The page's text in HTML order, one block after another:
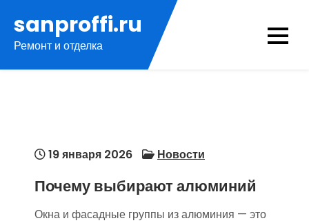
содержимому
sanproffi.ru
Ремонт и отделка
19 января 2026 Новости
Почему выбирают алюминий
Окна и фасадные группы из алюминия — это